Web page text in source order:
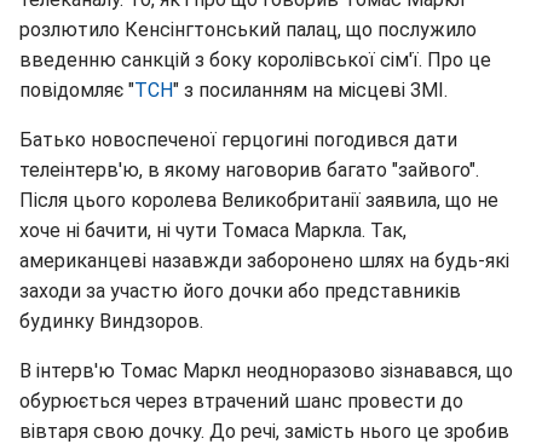
розлютило Кенсінгтонський палац, що послужило
введенню санкцій з боку королівської сім'ї. Про це
повідомляє "ТСН" з посиланням на місцеві ЗМІ.
Батько новоспеченої герцогині погодився дати
телеінтерв'ю, в якому наговорив багато "зайвого".
Після цього королева Великобританії заявила, що не
хоче ні бачити, ні чути Томаса Маркла. Так,
американцеві назавжди заборонено шлях на будь-які
заходи за участю його дочки або представників
будинку Виндзоров.
В інтерв'ю Томас Маркл неодноразово зізнавався, що
обурюється через втрачений шанс провести до
вівтаря свою дочку. До речі, замість нього це зробив